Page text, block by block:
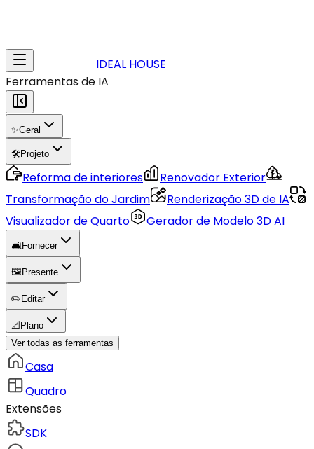
IDEAL HOUSE
Ferramentas de IA
✨Geral
🛠️Projeto
Reforma de interiores
Renovador Exterior
Transformação do Jardim
Renderização 3D de IA
Visualizador de Quarto
Gerador de Modelo 3D AI
🛋️Fornecer
🖼️ Presente
✏️ Editar
📐 Plano
Ver todas as ferramentas
Casa
Quadro
Extensões
SDK